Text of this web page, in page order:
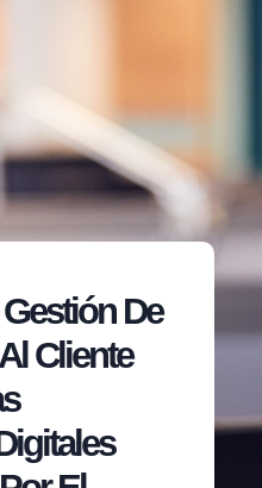
De
Cliente